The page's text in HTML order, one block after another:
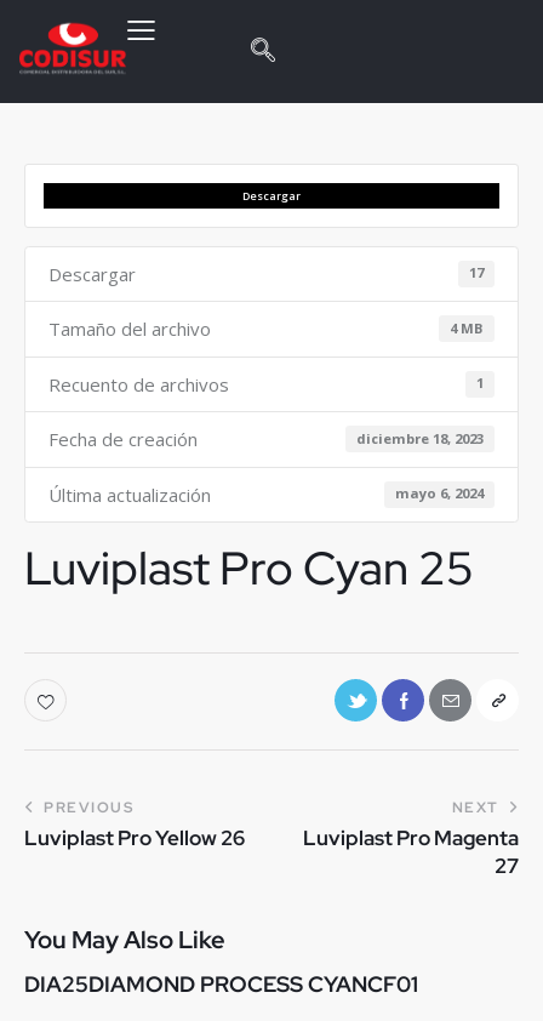
Descargar
Descargar 17
Tamaño del archivo 4 MB
Recuento de archivos 1
Fecha de creación diciembre 18, 2023
Última actualización mayo 6, 2024
Luviplast Pro Cyan 25
PREVIOUS
Luviplast Pro Yellow 26
NEXT
Luviplast Pro Magenta
27
You May Also Like
DIA25DIAMOND PROCESS CYANCF01